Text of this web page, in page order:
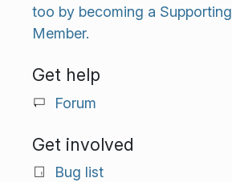
too by becoming a Supporting
Member.
Get help
Forum
Get involved
Bug list